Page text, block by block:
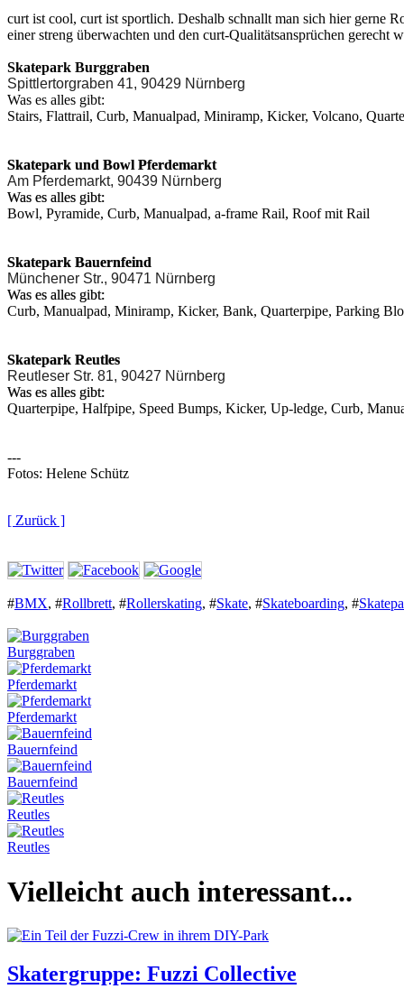
curt ist cool, curt ist sportlich. Deshalb schnallt man sich hier gerne
einer streng überwachten und den curt-Qualitätsansprüchen
Skatepark Burggraben
Spittlertorgraben 41, 90429 Nürnberg
Was es alles gibt:
Stairs, Flattrail, Curb, Manualpad, Miniramp, Kicker, Volcano,
Skatepark und Bowl Pferdemarkt
Am Pferdemarkt, 90439 Nürnberg
Was es alles gibt:
Bowl, Pyramide, Curb, Manualpad, a-frame Rail, Roof mit Rail
Skatepark Bauernfeind
Münchener Str., 90471 Nürnberg
Was es alles gibt:
Curb, Manualpad, Miniramp, Kicker, Bank, Quarterpipe, Parking
Skatepark Reutles
Reutleser Str. 81, 90427 Nürnberg
Was es alles gibt:
Quarterpipe, Halfpipe, Speed Bumps, Kicker, Up-ledge, Curb,
---
Fotos: Helene Schütz
[ Zurück ]
#BMX, #Rollbrett, #Rollerskating, #Skate, #Skateboarding, #
Burggraben
Pferdemarkt
Pferdemarkt
Bauernfeind
Bauernfeind
Reutles
Reutles
Vielleicht auch interessant...
Skatergruppe: Fuzzi Collective